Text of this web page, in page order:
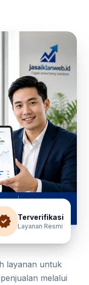
Terverifikasi
Layanan Resmi
layanan untuk
melalui